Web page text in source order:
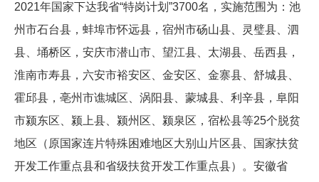
2021年国家下达我省“特岗计划”3700名，实施范围为：池
州市石台县，蚌埠市怀远县，宿州市砀山县、灵璧县、泗
县、埇桥区，安庆市潜山市、望江县、太湖县、岳西县，
淮南市寿县，六安市裕安区、金安区、金寨县、舒城县、
霍邱县，亳州市谯城区、涡阳县、蒙城县、利辛县，阜阳
市颍东区、颍上县、颍州区、颍泉区，宿松县等25个脱贫
地区（原国家连片特殊困难地区大别山片区县、国家扶贫
开发工作重点县和省级扶贫开发工作重点县）。安徽省